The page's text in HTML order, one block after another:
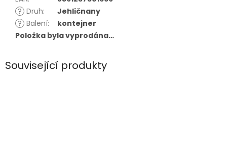
? Druh:
Jehličnany
? Balení:
kontejner
Položka byla vyprodána…
Související produkty